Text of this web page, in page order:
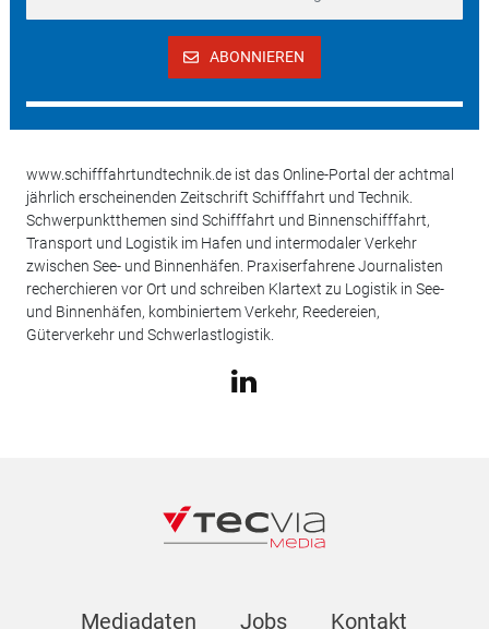
ABONNIEREN
www.schifffahrtundtechnik.de ist das Online-Portal der achtmal
jährlich erscheinenden Zeitschrift Schifffahrt und Technik.
Schwerpunktthemen sind Schifffahrt und Binnenschifffahrt,
Transport und Logistik im Hafen und intermodaler Verkehr
zwischen See- und Binnenhäfen. Praxiserfahrene Journalisten
recherchieren vor Ort und schreiben Klartext zu Logistik in See-
und Binnenhäfen, kombiniertem Verkehr, Reedereien,
Güterverkehr und Schwerlastlogistik.
Mediadaten Jobs Kontakt